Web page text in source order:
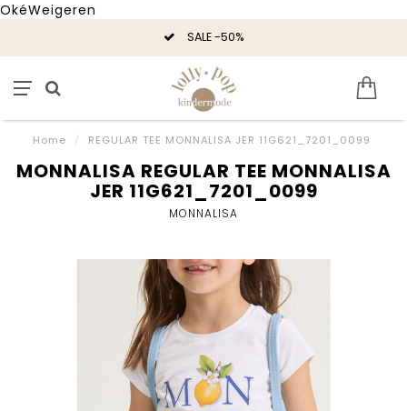
OkéWeigeren
SALE -50%
Home / REGULAR TEE MONNALISA JER 11G621_7201_0099
MONNALISA REGULAR TEE MONNALISA
JER 11G621_7201_0099
MONNALISA